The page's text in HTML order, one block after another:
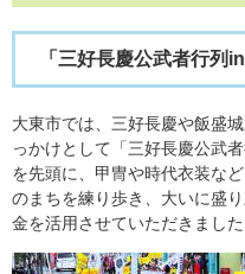
「三好長慶公武者行列
大東市では、三好長慶や飯盛
っかけとして「三好長慶公武
を先頭に、甲冑や時代衣装な
のまちを練り歩き、大いに盛
金を活用させていただきました